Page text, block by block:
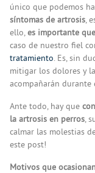
único que podemos
síntomas de artrosis,
ello,es importante
caso de nuestro fiel
tratamiento. Es, sin
mitigar los dolores y
acompañarán
Ante todo, hay que
la artrosis en perros,
calmar las molestias
este post!
Motivos que